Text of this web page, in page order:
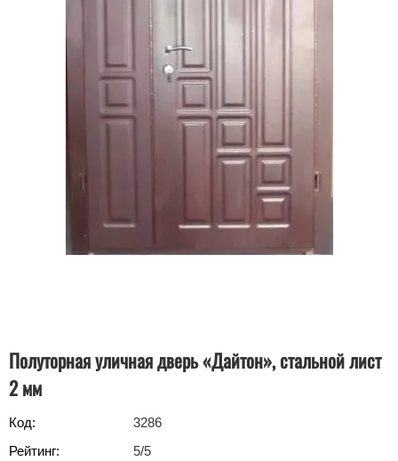
Полуторная уличная дверь «Дайтон», стальной лист
2 мм
Код:
3286
Рейтинг:
5/5